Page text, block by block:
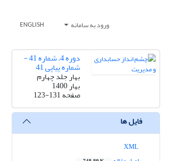
ورود به سامانه ENGLISH
دوره 4، شماره 41 -
شماره پیاپی 41
بهار جلد چهارم
بهار 1400
صفحه123-131
فایل ها